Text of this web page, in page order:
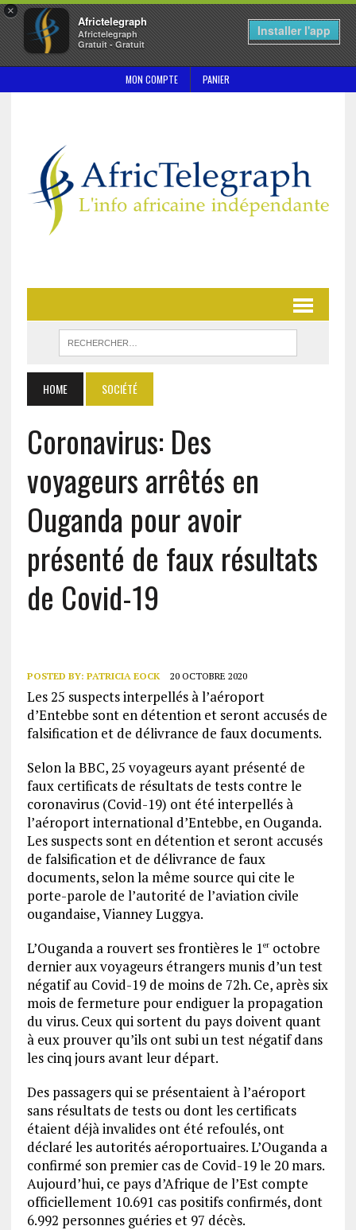
×
Africtelegraph
Africtelegraph
Gratuit - Gratuit
Installer l'app
MON COMPTE PANIER
HOME SOCIÉTÉ
Coronavirus: Des
voyageurs arrêtés en
Ouganda pour avoir
présenté de faux résultats
de Covid-19
POSTED BY: PATRICIA EOCK 20 OCTOBRE 2020
Les 25 suspects interpellés à l’aéroport
d’Entebbe sont en détention et seront accusés de
falsification et de délivrance de faux documents.
Selon la BBC, 25 voyageurs ayant présenté de
faux certificats de résultats de tests contre le
coronavirus (Covid-19) ont été interpellés à
l’aéroport international d’Entebbe, en Ouganda.
Les suspects sont en détention et seront accusés
de falsification et de délivrance de faux
documents, selon la même source qui cite le
porte-parole de l’autorité de l’aviation civile
ougandaise, Vianney Luggya.
L’Ouganda a rouvert ses frontières le 1eroctobre
dernier aux voyageurs étrangers munis d’un test
négatif au Covid-19 de moins de 72h. Ce, après six
mois de fermeture pour endiguer la propagation
du virus. Ceux qui sortent du pays doivent quant
à eux prouver qu’ils ont subi un test négatif dans
les cinq jours avant leur départ.
Des passagers qui se présentaient à l’aéroport
sans résultats de tests ou dont les certificats
étaient déjà invalides ont été refoulés, ont
déclaré les autorités aéroportuaires. L’Ouganda a
confirmé son premier cas de Covid-19 le 20 mars.
Aujourd’hui, ce pays d’Afrique de l’Est compte
officiellement 10.691 cas positifs confirmés, dont
6.992 personnes guéries et 97 décès.